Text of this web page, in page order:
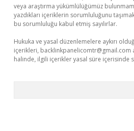
veya araştırma yükümlülüğümüz
yazdıkları içeriklerin sorumluluğunu
bu sorumluluğu kabul etmiş sayılırlar.
Hukuka ve yasal düzenlemelere aykırı
içerikleri, backlinkpanelicomtr@gmail.com
halinde, ilgili içerikler yasal süre içerisinde